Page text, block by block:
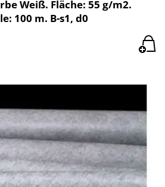
Weiß. Fläche: 55 g/m2.
100 m. B-s1, d0